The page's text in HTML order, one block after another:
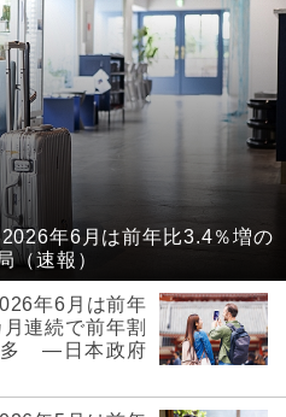
年6月は前年比3.4％増の
速報）
年6月は前年
連続で前年割
多 ―日本政府